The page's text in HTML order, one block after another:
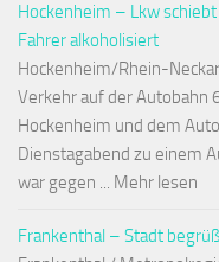
Hockenheim – Lkw
Fahrer alkoholisiert
Hockenheim/Rhein-
Verkehr auf der Autobahn
Hockenheim und dem
Dienstagabend zu einem
war gegen ... Mehr lesen
Frankenthal – Stadt